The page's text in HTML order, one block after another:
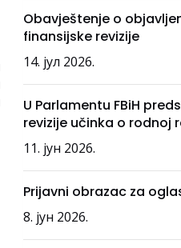
Obavještenje o
finansijske revizije
14. јул 2026.
U Parlamentu FBiH
revizije učinka o rodnoj
11. јун 2026.
Prijavni obrazac za
8. јун 2026.